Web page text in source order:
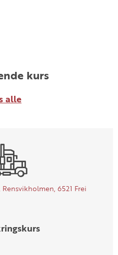
kurs
alle
Rensvikholmen, 6521 Frei